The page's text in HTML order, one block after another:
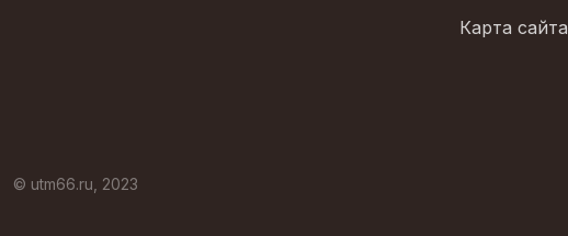
Карта сайта
© utm66.ru, 2023